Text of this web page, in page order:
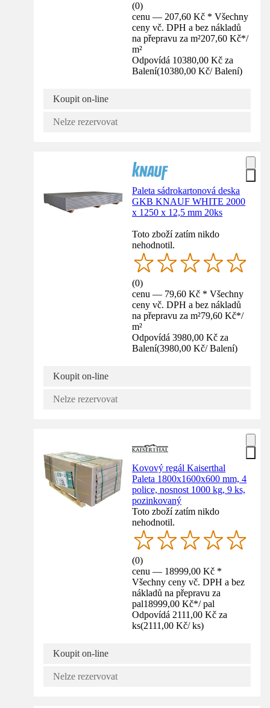
(0)
cenu — 207,60 Kč * Všechny
ceny vč. DPH a bez nákladů
na přepravu za m²207,60 Kč*/
m²
Odpovídá 10380,00 Kč za
Balení(10380,00 Kč/ Balení)
Koupit on-line
Nelze rezervovat
Paleta sádrokartonová deska
GKB KNAUF WHITE 2000
x 1250 x 12,5 mm 20ks
Toto zboží zatím nikdo
nehodnotil.
(0)
cenu — 79,60 Kč * Všechny
ceny vč. DPH a bez nákladů
na přepravu za m²79,60 Kč*/
m²
Odpovídá 3980,00 Kč za
Balení(3980,00 Kč/ Balení)
Koupit on-line
Nelze rezervovat
Kovový regál Kaiserthal
Paleta 1800x1600x600 mm, 4
police, nosnost 1000 kg, 9 ks,
pozinkovaný
Toto zboží zatím nikdo
nehodnotil.
(0)
cenu — 18999,00 Kč *
Všechny ceny vč. DPH a bez
nákladů na přepravu za
pal18999,00 Kč*/ pal
Odpovídá 2111,00 Kč za
ks(2111,00 Kč/ ks)
Koupit on-line
Nelze rezervovat